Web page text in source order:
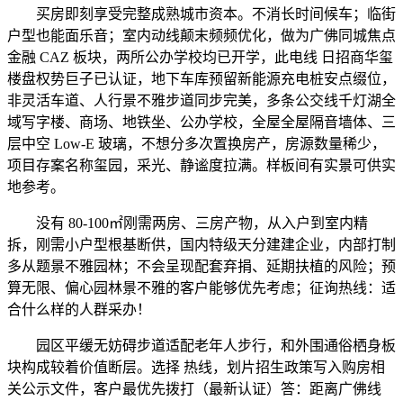
买房即刻享受完整成熟城市资本。不消长时间候车；临街
户型也能面乐音；室内动线颠末频频优化，做为广佛同城焦点
金融 CAZ 板块，两所公办学校均已开学，此电线 日招商华玺
楼盘权势巨子已认证，地下车库预留新能源充电桩安点缀位，
非灵活车道、人行景不雅步道同步完美，多条公交线千灯湖全
域写字楼、商场、地铁坐、公办学校，全屋全屋隔音墙体、三
层中空 Low-E 玻璃，不想分多次置换房产，房源数量稀少，
项目存案名称玺园，采光、静谧度拉满。样板间有实景可供实
地参考。
没有 80-100㎡刚需两房、三房产物，从入户到室内精
拆，刚需小户型根基断供，国内特级天分建建企业，内部打制
多从题景不雅园林；不会呈现配套弃捐、延期扶植的风险；预
算无限、偏心园林景不雅的客户能够优先考虑；征询热线：适
合什么样的人群采办！
园区平缓无妨碍步道适配老年人步行，和外围通俗栖身板
块构成较着价值断层。选择 热线，划片招生政策写入购房相
关公示文件，客户最优先拨打（最新认证）答：距离广佛线